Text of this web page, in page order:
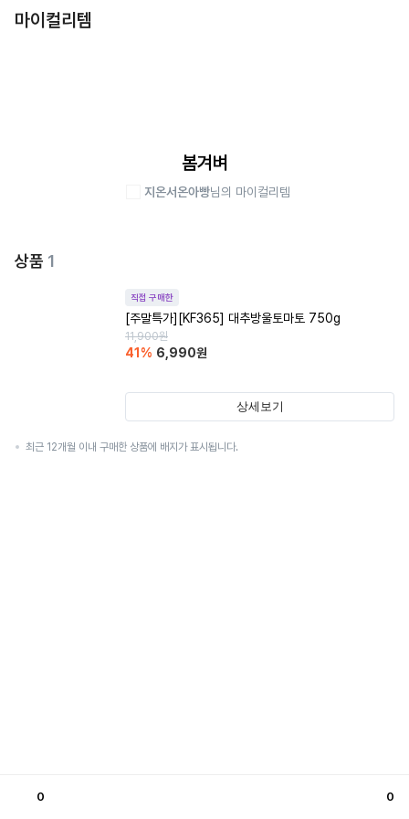
마이컬리템
봄겨벼
지온서온아빵님의 마이컬리템
상품 1
직접 구매한
[주말특가][KF365] 대추방울토마토 750g
11,900원
41 % 6,990원
상세보기
최근 12개월 이내 구매한 상품에 배지가 표시됩니다.
0 0